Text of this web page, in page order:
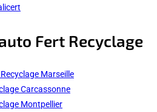
Fert Recyclage
Marseille
Carcassonne
Montpellier